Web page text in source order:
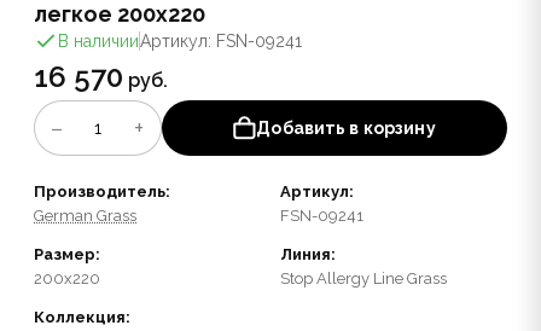
легкое 200x220
В наличииАртикул: FSN-09241
16 570 руб.
− 1 + Добавить в корзину
Производитель:
German Grass
Артикул:
FSN-09241
Размер:
200x220
Линия:
Stop Allergy Line Grass
Коллекция: